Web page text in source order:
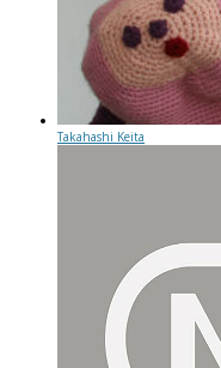
Takahashi Keita